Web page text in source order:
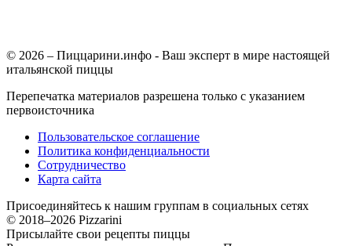
© 2026 – Пиццарини.инфо - Ваш эксперт в мире настоящей
итальянской пиццы
Перепечатка материалов разрешена только с указанием
первоисточника
Пользовательское соглашение
Политика конфиденциальности
Сотрудничество
Карта сайта
Присоединяйтесь к нашим группам в социальных сетях
© 2018–2026 Pizzarini
Присылайте свои рецепты пиццы